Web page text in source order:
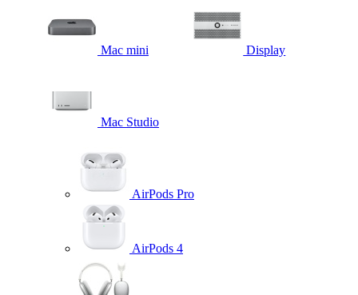
Mac mini Display
Mac Studio
AirPods Pro
AirPods 4